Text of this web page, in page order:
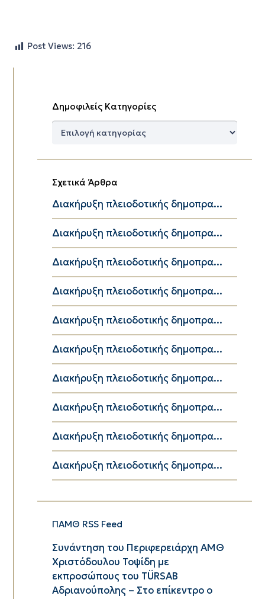
Post Views: 216
Δημοφιλείς Κατηγορίες
Δημοφιλείς
Σχετικά Άρθρα
Διακήρυξη πλειοδοτικής δημοπρα...
Διακήρυξη πλειοδοτικής δημοπρα...
Διακήρυξη πλειοδοτικής δημοπρα...
Διακήρυξη πλειοδοτικής δημοπρα...
Διακήρυξη πλειοδοτικής δημοπρα...
Διακήρυξη πλειοδοτικής δημοπρα...
Διακήρυξη πλειοδοτικής δημοπρα...
Διακήρυξη πλειοδοτικής δημοπρα...
Διακήρυξη πλειοδοτικής δημοπρα...
Διακήρυξη πλειοδοτικής δημοπρα...
ΠΑΜΘ RSS Feed
Συνάντηση του Περιφερειάρχη ΑΜΘ
Χριστόδουλου Τοψίδη με
εκπροσώπους του TÜRSAB
Αδριανούπολης – Στο επίκεντρο ο